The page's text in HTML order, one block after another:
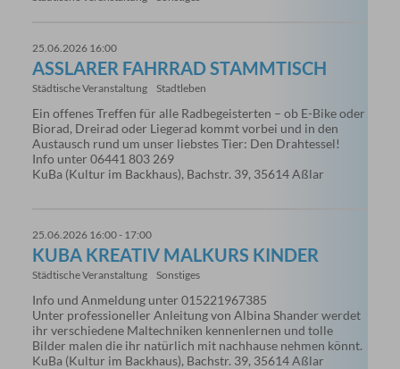
25.06.2026 16:00
ASSLARER FAHRRAD STAMMTISCH
Städtische Veranstaltung Stadtleben
Ein offenes Treffen für alle Radbegeisterten – ob E-Bike oder
Biorad, Dreirad oder Liegerad kommt vorbei und in den
Austausch rund um unser liebstes Tier: Den Drahtessel!
Info unter 06441 803 269
KuBa (Kultur im Backhaus), Bachstr. 39, 35614 Aßlar
25.06.2026 16:00 - 17:00
KUBA KREATIV MALKURS KINDER
Städtische Veranstaltung Sonstiges
Info und Anmeldung unter 015221967385
Unter professioneller Anleitung von Albina Shander werdet
ihr verschiedene Maltechniken kennenlernen und tolle
Bilder malen die ihr natürlich mit nachhause nehmen könnt.
KuBa (Kultur im Backhaus), Bachstr. 39, 35614 Aßlar